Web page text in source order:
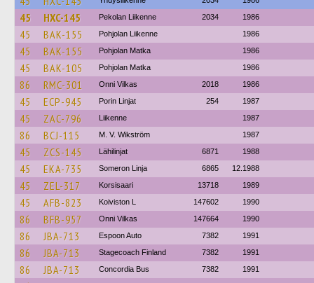
45 HXC-145 Pekolan Liikenne 2034 1986
45 BAK-155 Pohjolan Liikenne 1986
45 BAK-155 Pohjolan Matka 1986
45 BAK-105 Pohjolan Matka 1986
86 RMC-301 Onni Vilkas 2018 1986
45 ECP-945 Porin Linjat 254 1987
45 ZAC-796 Liikenne 1987
86 BCJ-115 M. V. Wikström 1987
45 ZCS-145 Lähilinjat 6871 1988
45 EKA-735 Someron Linja 6865 12.1988
45 ZEL-317 Korsisaari 13718 1989
45 AFB-823 Koiviston L 147602 1990
86 BFB-957 Onni Vilkas 147664 1990
86 JBA-713 Espoon Auto 7382 1991
86 JBA-713 Stagecoach Finland 7382 1991
86 JBA-713 Concordia Bus 7382 1991